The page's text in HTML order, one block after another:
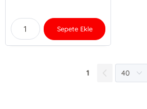
Sepete Ekle
1